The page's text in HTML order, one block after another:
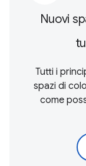
Nuovi
Tutti i
spazi di
come